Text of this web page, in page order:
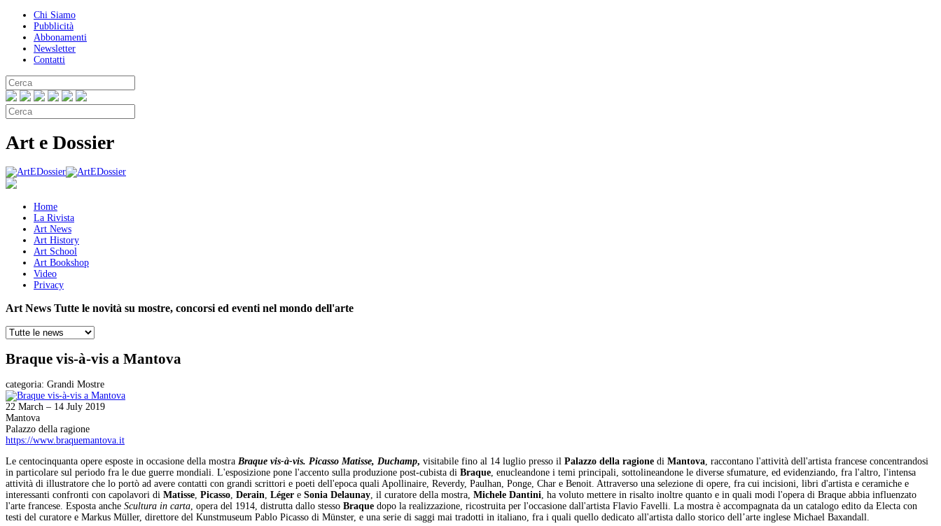
Chi Siamo
Pubblicità
Abbonamenti
Newsletter
Contatti
Art e Dossier
Home
La Rivista
Art News
Art History
Art School
Art Bookshop
Video
Privacy
Art News Tutte le novità su mostre, concorsi ed eventi nel mondo dell'arte
Braque vis-à-vis a Mantova
categoria: Grandi Mostre
22 March – 14 July 2019
Mantova
Palazzo della ragione
https://www.braquemantova.it
Le centocinquanta opere esposte in occasione della mostra Braque vis-à-vis. Picasso Matisse, Duchamp, visitabile fino al 14 luglio presso il Palazzo della ragione di Mantova, raccontano l'attività dell'artista francese concentrandosi
in particolare sul periodo fra le due guerre mondiali. L'esposizione pone l'accento sulla produzione post-cubista di Braque, enucleandone i temi principali, sottolineandone le diverse sfumature, ed evidenziando, fra l'altro, l'intensa
attività di illustratore che lo portò ad avere contatti con grandi scrittori e poeti dell'epoca quali Apollinaire, Reverdy, Paulhan, Ponge, Char e Benoit. Attraverso una selezione di opere, fra cui incisioni, libri d'artista e ceramiche e
interessanti confronti con capolavori di Matisse, Picasso, Derain, Léger e Sonia Delaunay, il curatore della mostra, Michele Dantini, ha voluto mettere in risalto inoltre quanto e in quali modi l'opera di Braque abbia influenzato
l'arte francese. Esposta anche Scultura in carta, opera del 1914, distrutta dallo stesso Braque dopo la realizzazione, ricostruita per l'occasione dall'artista Flavio Favelli. La mostra è accompagnata da un catalogo edito da Electa con
testi del curatore e Markus Müller, direttore del Kunstmuseum Pablo Picasso di Münster, e una serie di saggi mai tradotti in italiano, fra i quali quello dedicato all'artista dallo storico dell’arte inglese Michael Baxandall.